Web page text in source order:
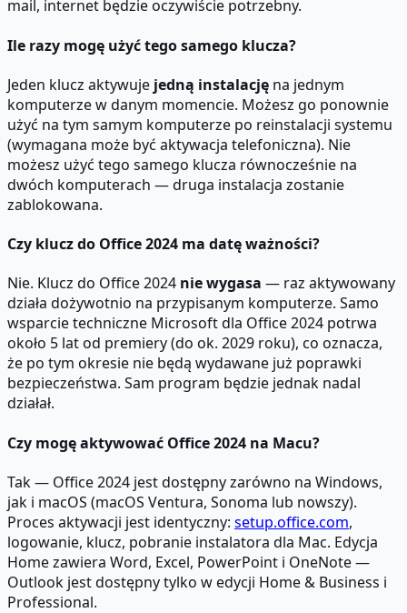
mail, internet będzie oczywiście potrzebny.
Ile razy mogę użyć tego samego klucza?
Jeden klucz aktywuje jedną instalację na jednym
komputerze w danym momencie. Możesz go ponownie
użyć na tym samym komputerze po reinstalacji systemu
(wymagana może być aktywacja telefoniczna). Nie
możesz użyć tego samego klucza równocześnie na
dwóch komputerach — druga instalacja zostanie
zablokowana.
Czy klucz do Office 2024 ma datę ważności?
Nie. Klucz do Office 2024 nie wygasa — raz aktywowany
działa dożywotnio na przypisanym komputerze. Samo
wsparcie techniczne Microsoft dla Office 2024 potrwa
około 5 lat od premiery (do ok. 2029 roku), co oznacza,
że po tym okresie nie będą wydawane już poprawki
bezpieczeństwa. Sam program będzie jednak nadal
działał.
Czy mogę aktywować Office 2024 na Macu?
Tak — Office 2024 jest dostępny zarówno na Windows,
jak i macOS (macOS Ventura, Sonoma lub nowszy).
Proces aktywacji jest identyczny: setup.office.com,
logowanie, klucz, pobranie instalatora dla Mac. Edycja
Home zawiera Word, Excel, PowerPoint i OneNote —
Outlook jest dostępny tylko w edycji Home & Business i
Professional.